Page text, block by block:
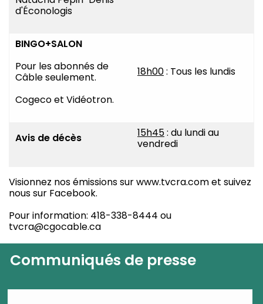
d'Éconologis
BINGO+SALON
Pour les abonnés de
Câble seulement.
Cogeco et Vidéotron.
18h00: Tous les lundis
Avis de décès 15h45: du lundi au
vendredi
Visionnez nos émissions sur www.tvcra.com et suivez
nous sur Facebook.
Pour information: 418-338-8444 ou
tvcra@cgocable.ca
Communiqués de presse